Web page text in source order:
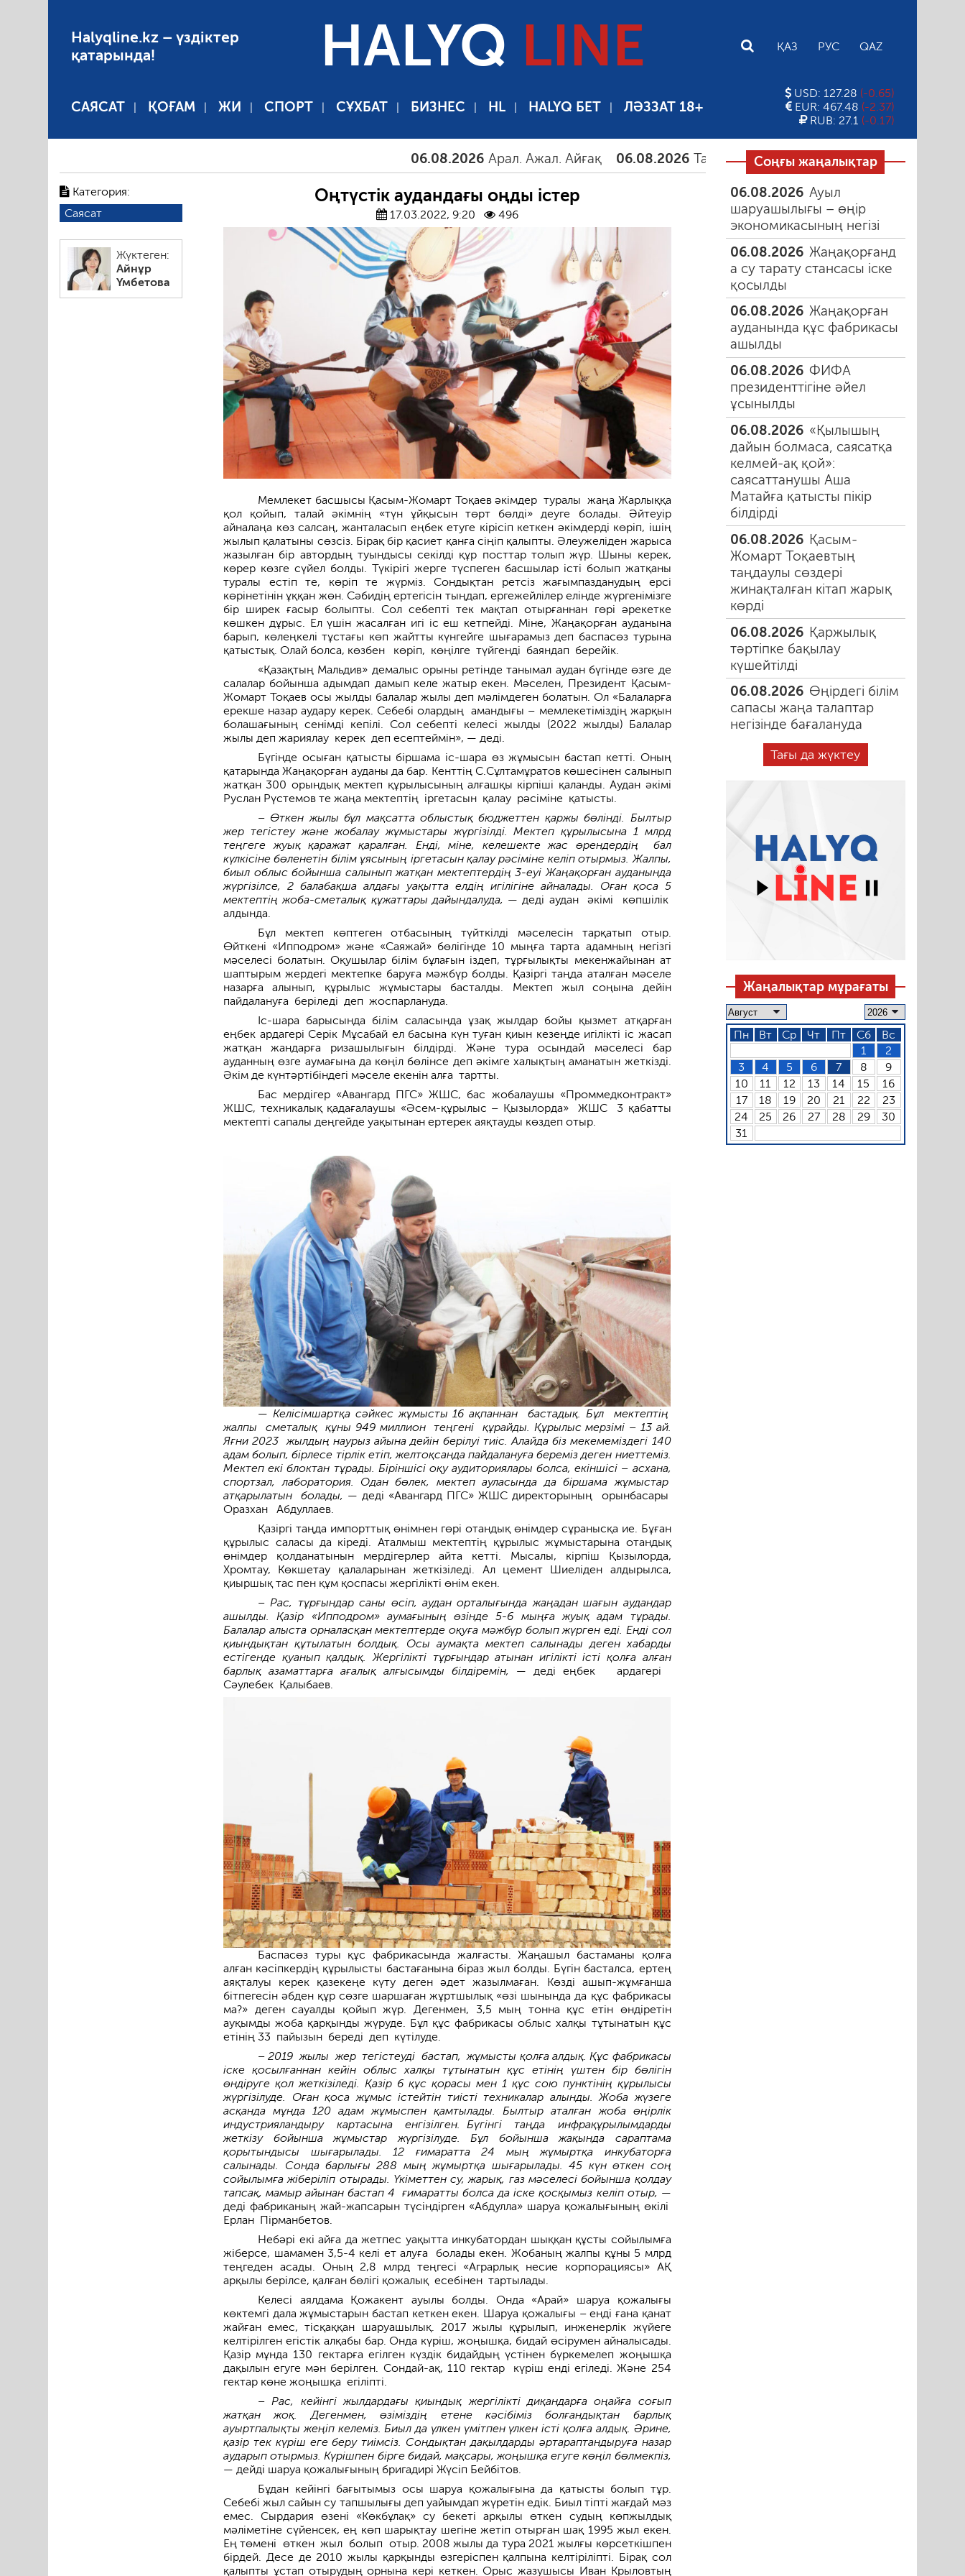
Halyqline.kz – үздіктер
қатарында!
HALYQ LINE ҚАЗ РУС QAZ
САЯСАТ ҚОҒАМ ЖИ СПОРТ СҰХБАТ БИЗНЕС HL HALYQ БЕТ ЛӘЗЗАТ 18+
USD: 127.28 (-0.65)
EUR: 467.48 (-2.37)
RUB: 27.1 (-0.17)
06.08.2026 Арал. Ажал. Айғақ 06.08.2026 Тамыздағы таңғы түтін 06.08.2026 Құмарлық
Категория:
Саясат
Жүктеген:
Айнұр
Үмбетова
Оңтүстік аудандағы оңды істер
17.03.2022, 9:20 496
Мемлекет басшысы Қасым-Жомарт То­қаев әкімдер туралы жаңа Жарлыққа
қол қойып, талай әкімнің «түн ұйқысын төрт бөлді» деуге болады. Әйтеуір
айналаңа көз салсаң, жанталасып еңбек етуге кірісіп кеткен әкімдерді көріп, ішің
жылып қалатыны сөзсіз. Бірақ бір қасиет қанға сіңіп қалыпты. Әлеужеліден жарыса
жазылған бір автордың туындысы секілді құр посттар толып жүр. Шыны керек,
көрер көзге сүйел болды. Түкірігі жерге түспеген басшылар істі болып жатқаны
туралы естіп те, көріп те жүрміз. Сондықтан ретсіз жағымпазданудың ерсі
көрінетінін ұққан жөн. Сәбидің ертегісін тыңдап, ергежейлілер елінде жүргенімізге
бір ширек ғасыр болыпты. Сол себепті тек мақтап отырғаннан гөрі әрекетке
көшкен дұрыс. Ел үшін жасалған игі іс еш кетпейді. Міне, Жаңақорған ауданына
барып, көлеңкелі тұстағы көп жайтты күнгейге шығарамыз деп баспасөз турына
қатыстық. Олай болса, көзбен көріп, көңілге түйгенді баяндап берейік.
«Қазақтың Мальдив» демалыс орыны ретінде танымал аудан бүгінде өзге де
салалар бойынша адымдап дамып келе жатыр екен. Мәселен, Президент Қасым-
Жомарт Тоқаев осы жылды балалар жылы деп мәлімдеген болатын. Ол «Балаларға
ерекше назар аудару керек. Себебі олардың амандығы – мемлекетіміздің жарқын
болашағының сенімді кепілі. Сол себепті келесі жылды (2022 жылды) Балалар
жылы деп жария­лау керек деп есептеймін», — деді.
Бүгінде осыған қатысты біршама іс-шара өз жұмысын бастап кетті. Оның
қатарында Жаңақорған ауданы да бар. Кенттің С.Сұлта­мұратов көшесінен салынып
жатқан 300 орындық мектеп құрылысының алғашқы кірпіші қаланды. Аудан әкімі
Руслан Рүс­темов те жаңа мектептің іргетасын қалау рәсіміне қатысты.
– Өткен жылы бұл мақсатта облыстық бюджет­тен қаржы бөлінді. Былтыр
жер тегістеу және жобалау жұмыстары жүргізілді. Мектеп құрылысына 1 млрд
теңгеге жуық қара­жат қаралған. Енді, міне, келешекте жас өрендердің бал
күлкісіне бөленетін білім ұясының ірге­тасын қалау рәсіміне келіп отырмыз. Жалпы,
биыл облыс бойынша салынып жатқан мек­тептердің 3-еуі Жаңақорған ауданында
жүргізілсе, 2 балабақша алдағы уақытта елдің игілігіне айналады. Оған қоса 5
мектептің жоба-сметалық құжаттары дайындалуда, — деді аудан әкімі көпшілік
алдында.
Бұл мектеп көптеген отбасының түйткілді мәселесін тарқатып отыр.
Өйткені «Ипподром» және «Саяжай» бөлігінде 10 мыңға тарта адамның негізгі
мәселесі болатын. Оқушылар білім бұлағын іздеп, тұрғылықты мекен­жайынан ат
шаптырым жердегі мектепке баруға мәжбүр болды. Қазіргі таңда аталған мәселе
назарға алынып, құрылыс жұмыстары басталды. Мектеп жыл соңына дейін
пайдалануға беріледі деп жоспарлануда.
Іс-шара барысында білім саласында ұзақ жылдар бойы қызмет атқарған
еңбек ардагері Серік Мұсабай ел басына күн туған қиын кезеңде игілікті іс жасап
жатқан жандарға ризашылығын білдірді. Және тура осындай мәселесі бар
ауданның өзге аумағына да көңіл бөлінсе деп әкімге халықтың аманатын жеткізді.
Әкім де күнтәртібіндегі мәселе екенін алға тартты.
Бас мердігер «Авангард ПГС» ЖШС, бас жобалаушы «Проммедконтракт»
ЖШС, техникалық қадағалаушы «Әсем-құрылыс – Қызыл­орда» ЖШС 3 қабатты
мектепті сапа­лы деңгейде уақытынан ертерек аяқтауды көздеп отыр.
— Келісімшартқа сәйкес жұмысты 16 ақпаннан бастадық. Бұл мектептің
жалпы сметалық құны 949 миллион теңгені құрайды. Құрылыс мерзімі – 13 ай.
Яғни 2023 жылдың наурыз айына дейін берілуі тиіс. Алайда біз меке­меміздегі 140
адам болып, бірлесе тірлік етіп, желтоқсанда пайдалануға береміз деген ниеттеміз.
Мектеп екі блоктан тұрады. Біріншісі оқу аудиториялары болса, екіншісі – асхана,
спортзал, лаборатория. Одан бөлек, мектеп ауласында да біршама жұмыстар
атқарылатын болады, — деді «Авангард ПГС» ЖШС дирек­торының орынбасары
Оразхан Абдуллаев.
Қазіргі таңда импорттық өнімнен гөрі отандық өнімдер сұранысқа ие. Бұған
құрылыс саласы да кіреді. Аталмыш мектептің құрылыс жұмыстарына отандық
өнімдер қолданатынын мердігерлер айта кетті. Мысалы, кірпіш Қызылорда,
Хромтау, Көкшетау қалаларынан жеткізіледі. Ал цемент Шиеліден алдырылса,
қиыршық тас пен құм қоспасы жергілікті өнім екен.
– Рас, тұрғындар саны өсіп, аудан орталығында жаңадан шағын аудандар
ашылды. Қазір «Ипподром» аумағының өзінде 5-6 мыңға жуық адам тұрады.
Балалар алыста орналасқан мектептерде оқуға мәжбүр болып жүрген еді. Енді сол
қиындықтан құтылатын болдық. Осы аумақта мектеп салынады деген хабарды
естігенде қуанып қалдық. Жергілікті тұрғындар атынан игілікті істі қолға алған
барлық азаматтарға ағалық алғысымды білдіремін, — деді еңбек ардагері
Сәулебек Қалыбаев.
Баспасөз туры құс фабрикасында жалғас­ты. Жаңашыл бастаманы қолға
алған кәсіпкердің құрылысты бастағанына біраз жыл болды. Бүгін басталса, ертең
аяқталуы керек қазекеңе күту деген әдет жазылмаған. Көзді ашып-жұмғанша
бітпегесін әбден құр сөзге шаршаған жұртшылық «өзі шынында да құс фабрикасы
ма?» деген сауалды қойып жүр. Дегенмен, 3,5 мың тонна құс етін өндіретін
ауқымды жоба қарқынды жүруде. Бұл құс фабрика­сы облыс халқы тұтынатын құс
етінің 33 пайызын береді деп күтілуде.
– 2019 жылы жер тегістеуді бастап, жұмысты қолға алдық. Құс фабрикасы
іске қосылғаннан кейін облыс халқы тұтынатын құс етінің үштен бір бөлігін
өндіруге қол жеткізіледі. Қазір 6 құс қорасы мен 1 құс сою пунк­тінің құрылысы
жүргізілуде. Оған қоса жұмыс істейтін тиісті техникалар алынды. Жоба жүзеге
асқанда мұнда 120 адам жұмыспен қамтылады. Былтыр аталған жоба өңірлік
индустрия­ландыру картасына енгізілген. Бүгін­гі таңда инфрақұрылым­дарды
жеткізу бойын­ша жұмыс­тар жүргізілуде. Бұл бойынша жақында сараптама
қорытындысы шығарылады. 12 ғимаратта 24 мың жұмыртқа инкубаторға
салынады. Сонда барлығы 288 мың жұмырт­қа шығары­лады. 45 күн өткен соң
сойылымға жіберіліп отыра­ды. Үкіметтен су, жарық, газ мәселесі бойын­ша қолдау
тапсақ, мамыр айынан бастап 4 ғимаратты болса да іске қосқымыз келіп отыр, —
деді фабриканың жай-жапсарын түсіндірген «Абдул­ла» шаруа қожалығының өкілі
Ерлан Пірманбетов.
Небәрі екі айға да жетпес уақытта инкубатордан шыққан құсты сойылымға
жіберсе, шама­мен 3,5-4 келі ет алуға болады екен. Жобаның жалпы құны 5 млрд
теңгеден асады. Оның 2,8 млрд теңгесі «Аграрлық несие корпорациясы» АҚ
арқылы берілсе, қалған бөлігі қожалық есебінен тартылады.
Келесі аялдама Қожакент ауылы болды. Онда «Арай» шаруа қожалығы
көктемгі дала жұмыстарын бастап кеткен екен. Шаруа қожалығы – енді ғана қанат
жайған емес, тісқаққан шаруашылық. 2017 жылы құрылып, инженерлік жүйеге
келтірілген егістік алқабы бар. Онда күріш, жоңышқа, бидай өсірумен айна­лысады.
Қазір мұнда 130 гектарға егілген күздік бидайдың үстінен бүркемелеп жоңышқа
дақылын егуге мән берілген. Сондай-ақ, 110 гектар күріш енді егіледі. Және 254
гектар көне жоңышқа егіліпті.
– Рас, кейінгі жылдардағы қиындық жергілікті диқандарға оңайға соғып
жатқан жоқ. Дегенмен, өзіміздің етене кәсібіміз болғандықтан барлық
ауыртпалықты жеңіп келеміз. Биыл да үлкен үмітпен үлкен істі қолға алдық. Әрине,
қазір тек күріш еге беру тиімсіз. Сондықтан дақылдарды әртараптандыруға назар
аударып отырмыз. Күрішпен бірге бидай, мақсары, жоңышқа егуге көңіл бөлмекпіз,
— дейді шаруа қожалығының бригадирі Жүсіп Бейбітов.
Бұдан кейінгі бағытымыз осы шаруа қожа­лығына да қатысты болып тұр.
Себебі жыл сайын су тапшылығы деп уайымдап жүретін едік. Биыл тіпті жағдай мәз
емес. Сырдария өзені «Көкбұлақ» су бекеті арқылы өткен судың көпжылдық
мәліметіне сүйенсек, ең көп шарықтау шегіне жетіп отырған шақ 1995 жыл екен.
Ең төмені өткен жыл болып отыр. 2008 жылы да тура 2021 жылғы көрсеткішпен
бірдей. Десе де 2010 жылы қарқынды өзгеріспен қалпына келтіріліпті. Бірақ сол
қалыпты ұстап отырудың орнына кері кеткен. Орыс жазушысы Иван Крыловтың
Соңғы жаңалықтар
06.08.2026 Ауыл
шаруашылығы – өңір
экономикасының негізі
06.08.2026 Жаңақорғанд
а су тарату стансасы іске
қосылды
06.08.2026 Жаңақорған
ауданында құс фабрикасы
ашылды
06.08.2026 ФИФА
президенттігіне әйел
ұсынылды
06.08.2026 «Қылышың
дайын болмаса, саясатқа
келмей-ақ қой»:
саясаттанушы Аша
Матайға қатысты пікір
білдірді
06.08.2026 Қасым-
Жомарт Тоқаевтың
таңдаулы сөздері
жинақталған кітап жарық
көрді
06.08.2026 Қаржылық
тәртіпке бақылау
күшейтілді
06.08.2026 Өңірдегі білім
сапасы жаңа талаптар
негізінде бағалануда
Тағы да жүктеу
Жаңалықтар мұрағаты
Пн Вт Ср Чт Пт Сб
Вс
1
2
3
4 5 6 7 8
9
10
11 12 13 14 15
16
17
18 19 20 21 22
23
24
25 26 27 28 29
30
31